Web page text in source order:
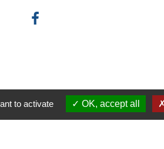
to activate OK, accept all